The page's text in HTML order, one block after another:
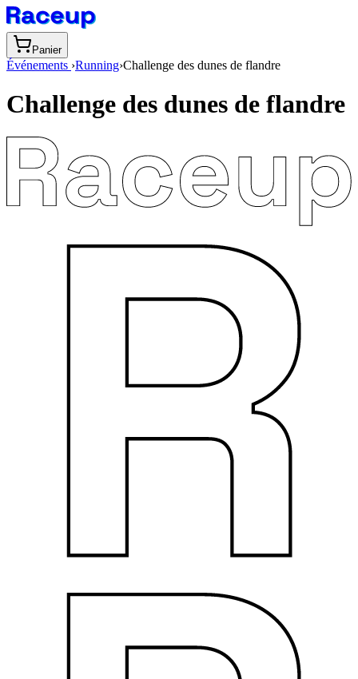
Panier
Événements ›Running›Challenge des dunes de flandre
Challenge des dunes de flandre